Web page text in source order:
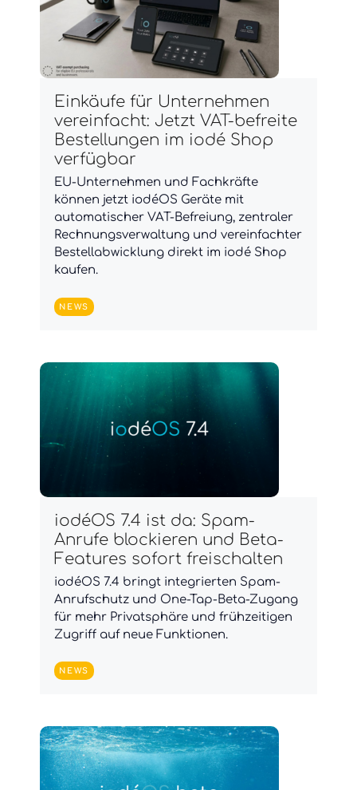
Einkäufe für Unternehmen
vereinfacht: Jetzt VAT-befreite
Bestellungen im iodé Shop
verfügbar
EU-Unternehmen und Fachkräfte
können jetzt iodéOS Geräte mit
automatischer VAT-Befreiung, zentraler
Rechnungsverwaltung und vereinfachter
Bestellabwicklung direkt im iodé Shop
kaufen.
NEWS
iodéOS 7.4 ist da: Spam-
Anrufe blockieren und Beta-
Features sofort freischalten
iodéOS 7.4 bringt integrierten Spam-
Anrufschutz und One-Tap-Beta-Zugang
für mehr Privatsphäre und frühzeitigen
Zugriff auf neue Funktionen.
NEWS